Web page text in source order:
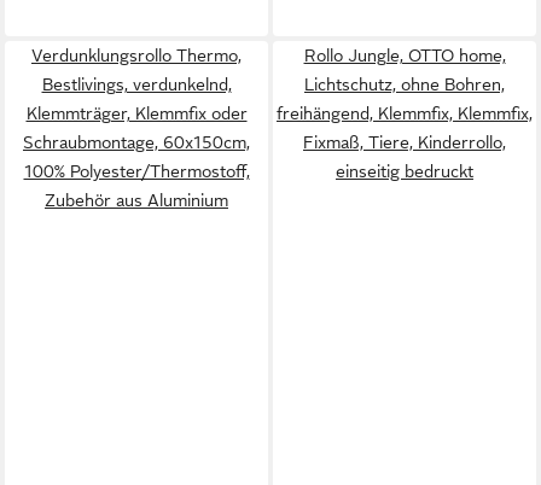
Verdunklungsrollo Thermo,
Bestlivings, verdunkelnd,
Klemmträger, Klemmfix oder
Schraubmontage, 60x150cm,
100% Polyester/Thermostoff,
Zubehör aus Aluminium
Rollo Jungle, OTTO home,
Lichtschutz, ohne Bohren,
freihängend, Klemmfix, Klemmfix,
Fixmaß, Tiere, Kinderrollo,
einseitig bedruckt